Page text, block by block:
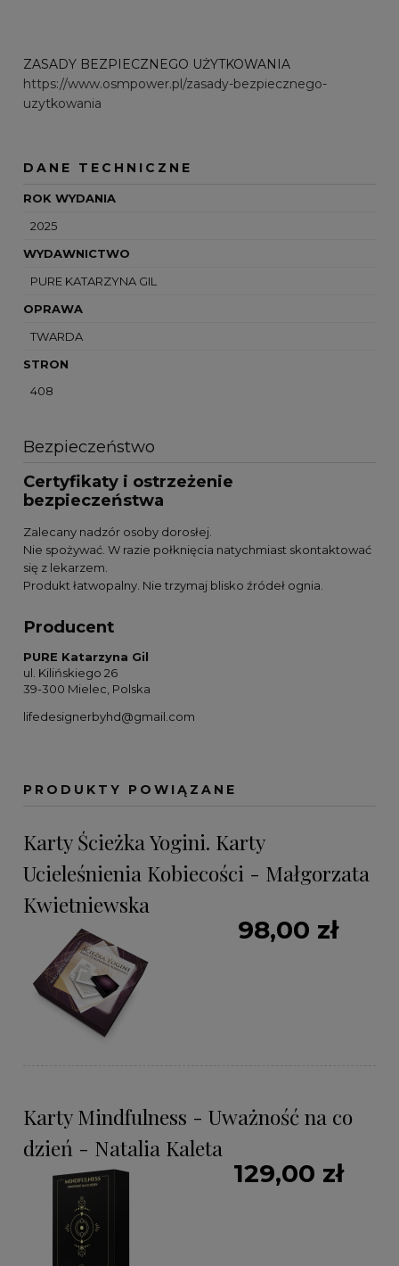
ZASADY BEZPIECZNEGO UŻYTKOWANIA
https://www.osmpower.pl/zasady-bezpiecznego-
uzytkowania
DANE TECHNICZNE
ROK WYDANIA
2025
WYDAWNICTWO
PURE KATARZYNA GIL
OPRAWA
TWARDA
STRON
408
Bezpieczeństwo
Certyfikaty i ostrzeżenie
bezpieczeństwa
Zalecany nadzór osoby dorosłej.
Nie spożywać. W razie połknięcia natychmiast skontaktować
się z lekarzem.
Produkt łatwopalny. Nie trzymaj blisko źródeł ognia.
Producent
PURE Katarzyna Gil
ul. Kilińskiego 26
39-300 Mielec, Polska
lifedesignerbyhd@gmail.com
PRODUKTY POWIĄZANE
Karty Ścieżka Yogini. Karty
Ucieleśnienia Kobiecości - Małgorzata
Kwietniewska
98,00 zł
Karty Mindfulness - Uważność na co
dzień - Natalia Kaleta
129,00 zł